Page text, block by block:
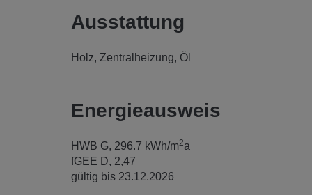
Ausstattung
Holz Zentralheizung Öl
Energieausweis
HWB G, 296.7 kWh/m2a
fGEE D, 2,47
gültig bis 23.12.2026